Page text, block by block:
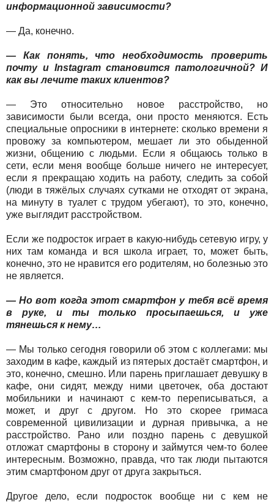
информационной зависимости?
— Да, конечно.
— Как понять, что необходимость проверить
почту и Instagram становится патологичной? И
как вы лечите таких клиентов?
— Это относительно новое расстройство, но
зависимости были всегда, они просто меняются. Есть
специальные опросники в интернете: сколько времени я
провожу за компьютером, мешает ли это обыденной
жизни, общению с людьми. Если я общаюсь только в
сети, если меня вообще больше ничего не интересует,
если я прекращаю ходить на работу, следить за собой
(люди в тяжёлых случаях сутками не отходят от экрана,
на минуту в туалет с трудом убегают), то это, конечно,
уже выглядит расстройством.
Если же подросток играет в какую-нибудь сетевую игру, у
них там команда и вся школа играет, то, может быть,
конечно, это не нравится его родителям, но болезнью это
не является.
— Но вот когда этот смартфон у тебя всё время
в руке, и ты только просыпаешься, и уже
тянешься к нему…
— Мы только сегодня говорили об этом с коллегами: мы
заходим в кафе, каждый из пятерых достаёт смартфон, и
это, конечно, смешно. Или парень приглашает девушку в
кафе, они сидят, между ними цветочек, оба достают
мобильники и начинают с кем-то переписываться, а
может, и друг с другом. Но это скорее гримаса
современной цивилизации и дурная привычка, а не
расстройство. Рано или поздно парень с девушкой
отложат смартфоны в сторону и займутся чем-то более
интересным. Возможно, правда, что так люди пытаются
этим смартфоном друг от друга закрыться.
Другое дело, если подросток вообще ни с кем не